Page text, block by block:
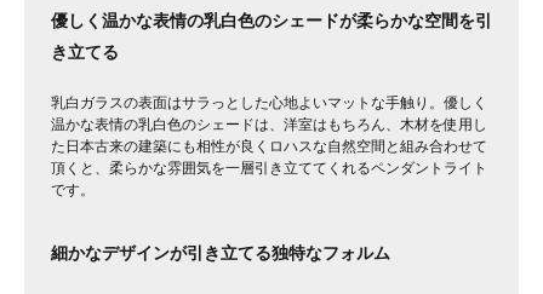
優しく温かな表情の乳白色のシェードが柔らかな空間を引
き立てる
乳白ガラスの表面はサラっとした心地よいマットな手触り。優しく
温かな表情の乳白色のシェードは、洋室はもちろん、木材を使用し
た日本古来の建築にも相性が良くロハスな自然空間と組み合わせて
頂くと、柔らかな雰囲気を一層引き立ててくれるペンダントライト
です。
細かなデザインが引き立てる独特なフォルム